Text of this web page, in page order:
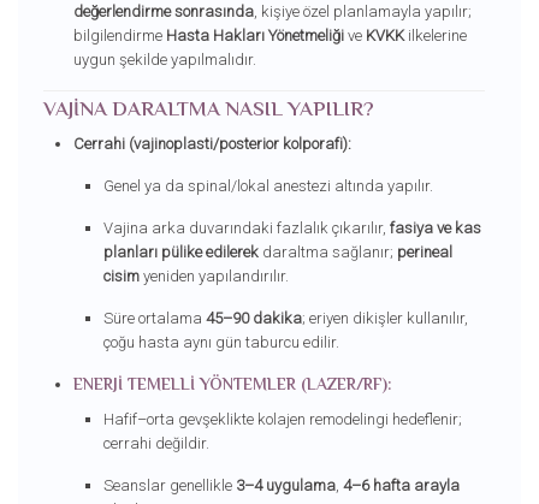
değerlendirme sonrasında, kişiye özel planlamayla yapılır;
bilgilendirme Hasta Hakları Yönetmeliğive KVKKilkelerine
uygun şekilde yapılmalıdır.
VAJINA DARALTMA NASIL YAPILIR?
Cerrahi (vajinoplasti/posterior kolporafi):
Genel ya da spinal/lokal anestezi altında yapılır.
Vajina arka duvarındaki fazlalık çıkarılır, fasiya ve kas
planları pülike edilerekdaraltma sağlanır; perineal
cisimyeniden yapılandırılır.
Süre ortalama 45–90 dakika; eriyen dikişler kullanılır,
çoğu hasta aynı gün taburcu edilir.
ENERJI TEMELLI YÖNTEMLER (LAZER/RF):
Hafif–orta gevşeklikte kolajen remodelingi hedeflenir;
cerrahi değildir.
Seanslar genellikle 3–4 uygulama, 4–6 hafta arayla